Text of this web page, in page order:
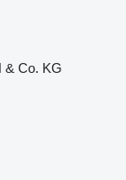
& Co. KG